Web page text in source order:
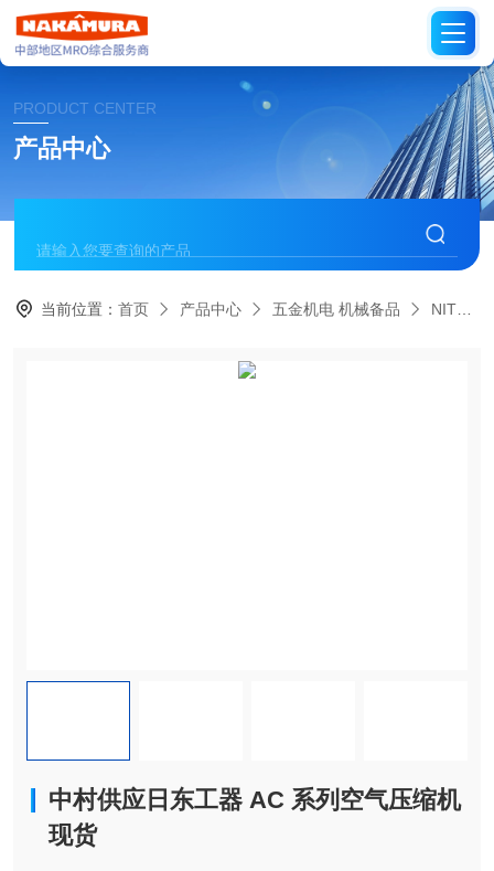
PRODUCT CENTER
产品中心
当前位置：首页 产品中心 五金机电 机械备品 NITTO日本日东工器
中村供应日东工器 AC 系列空气压缩机
现货